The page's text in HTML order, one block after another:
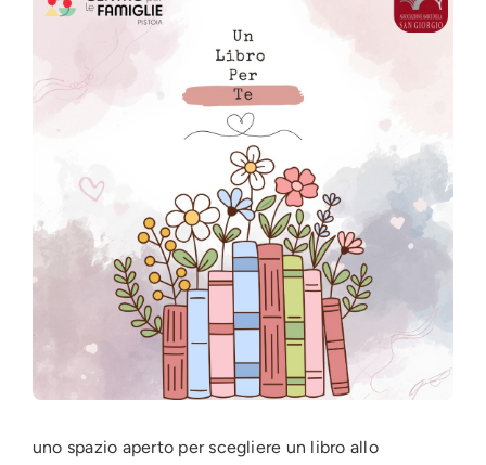
uno spazio aperto per scegliere un libro allo